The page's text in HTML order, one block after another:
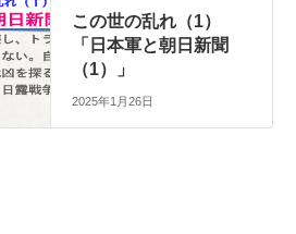
この世の乱れ（1）
「日本軍と朝日新聞
（1）」
2025年1月26日